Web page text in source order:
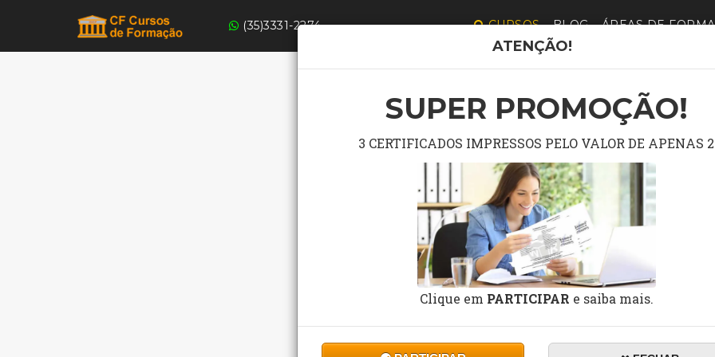
(35)3331-2274 CURSOS BLOG ÁREAS DE
CURSOS DE SAÚDE
ATENÇÃO!
SUPER PROMOÇÃO!
3 CERTIFICADOS IMPRESSOS PELO VALOR DE APENAS 2
Clique em PARTICIPAR e saiba mais.